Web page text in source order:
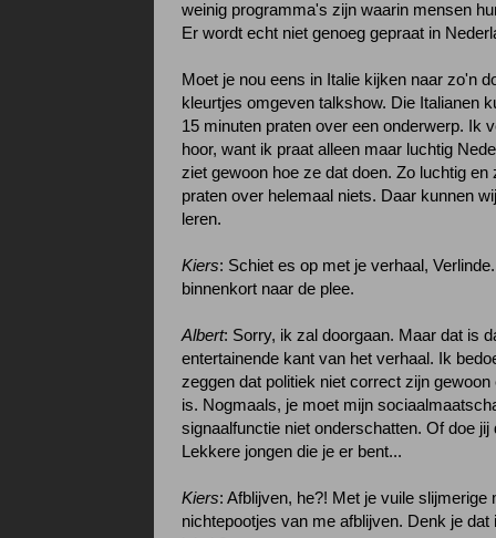
weinig programma's zijn waarin mensen
Er wordt echt niet genoeg gepraat in
Moet je nou eens in Italie kijken naar zo'n
kleurtjes omgeven talkshow. Die Italianen
15 minuten praten over een onderwerp. Ik
hoor, want ik praat alleen maar luchtig
ziet gewoon hoe ze dat doen. Zo luchtig en
praten over helemaal niets. Daar kunnen
leren.
Kiers: Schiet es op met je verhaal,
binnenkort naar de plee.
Albert: Sorry, ik zal doorgaan. Maar dat is
entertainende kant van het verhaal. Ik
zeggen dat politiek niet correct zijn gewoon
is. Nogmaals, je moet mijn
signaalfunctie niet onderschatten. Of doe jij
Lekkere jongen die je er bent...
Kiers: Afblijven, he?! Met je vuile slijmerige
nichtepootjes van me afblijven. Denk je dat